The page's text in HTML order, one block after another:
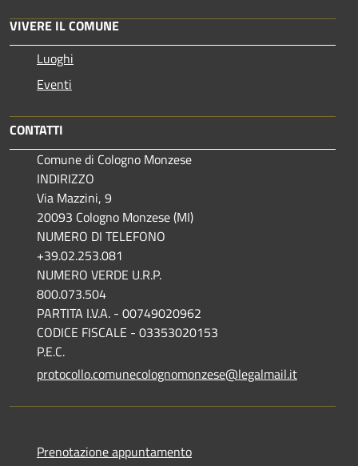
VIVERE IL COMUNE
Luoghi
Eventi
CONTATTI
Comune di Cologno Monzese
INDIRIZZO
Via Mazzini, 9
20093 Cologno Monzese (MI)
NUMERO DI TELEFONO
+39.02.253.081
NUMERO VERDE U.R.P.
800.073.504
PARTITA I.V.A. - 00749020962
CODICE FISCALE - 03353020153
P.E.C.
protocollo.comunecolognomonzese@legalmail.it
Prenotazione appuntamento